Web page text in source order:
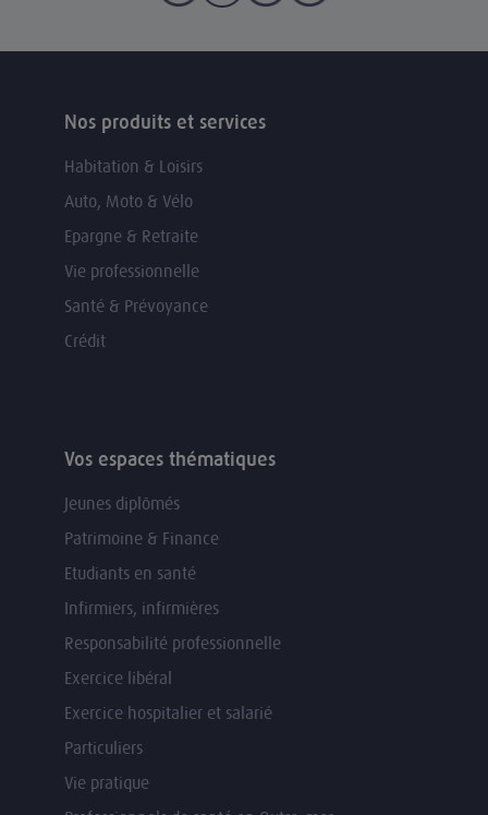
Nos produits et services
Habitation & Loisirs
Auto, Moto & Vélo
Epargne & Retraite
Vie professionnelle
Santé & Prévoyance
Crédit
Vos espaces thématiques
Jeunes diplômés
Patrimoine & Finance
Etudiants en santé
Infirmiers, infirmières
Responsabilité professionnelle
Exercice libéral
Exercice hospitalier et salarié
Particuliers
Vie pratique